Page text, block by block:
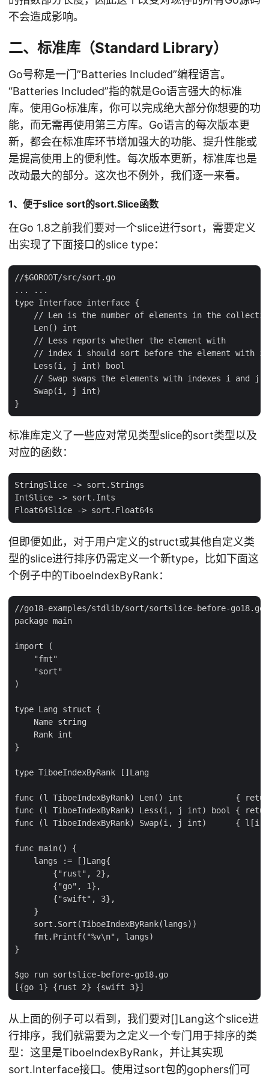
不会造成影响。
二、标准库（Standard Library）
Go号称是一门”Batteries Included”编程语言。
“Batteries Included”指的就是Go语言强大的标准
库。使用Go标准库，你可以完成绝大部分你想要的功
能，而无需再使用第三方库。Go语言的每次版本更
新，都会在标准库环节增加强大的功能、提升性能或
是提高使用上的便利性。每次版本更新，标准库也是
改动最大的部分。这次也不例外，我们逐一来看。
1、便于slice sort的sort.Slice函数
在Go 1.8之前我们要对一个slice进行sort，需要定义
出实现了下面接口的slice type：
//$GOROOT/src/sort.go
... ...
type Interface interface {
// Len is the number of elements in the
    Len() int
    // Less reports whether the element with
// index i should sort before the element with
    Less(i, j int) bool
    // Swap swaps the elements with indexes i and j.
    Swap(i, j int)
标准库定义了一些应对常见类型slice的sort类型以及
对应的函数：
StringSlice -> sort.Strings
IntSlice -> sort.Ints
但即便如此，对于用户定义的struct或其他自定义类
型的slice进行排序仍需定义一个新type，比如下面这
个例子中的TiboeIndexByRank：
//go18-examples/stdlib/sort/sortslice-before-go18.go
package main
import (
    "fmt"
    "sort"
)
type Lang struct {
    Name string
    Rank int
}
type TiboeIndexByRank []Lang
func (l TiboeIndexByRank) Len() int           {
func (l TiboeIndexByRank) Less(i, j int) bool {
func (l TiboeIndexByRank) Swap(i, j int)
func main() {
    langs := []Lang{
        {"rust", 2},
        {"go", 1},
        {"swift", 3},
    }
    sort.Sort(TiboeIndexByRank(langs))
    fmt.Printf("%v\n", langs)
}
$go run sortslice-before-go18.go
从上面的例子可以看到，我们要对[]Lang这个slice进
行排序，我们就需要为之定义一个专门用于排序的类
型：这里是TiboeIndexByRank，并让其实现
sort.Interface接口。使用过sort包的gophers们可